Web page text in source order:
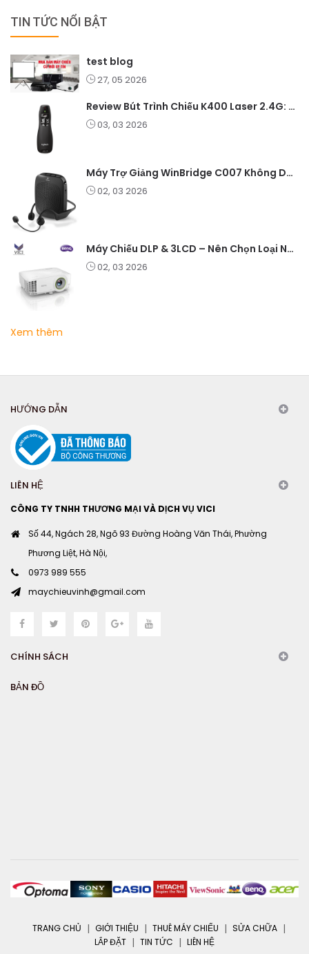
TIN TỨC NỔI BẬT
test blog
27, 05 2026
Review Bút Trình Chiếu K400 Laser 2.4G: Nhỏ Gọn, Ổn Định, Lý Tưởng Cho Giáo Viên Và Doanh Nghiệp
03, 03 2026
Máy Trợ Giảng WinBridge C007 Không Dây – Pin Lâu, Âm Thanh Rõ
02, 03 2026
Máy Chiếu DLP & 3LCD – Nên Chọn Loại Nào Cho Văn Phòng & Giải Trí?
02, 03 2026
Xem thêm
HƯỚNG DẪN
LIÊN HỆ
CÔNG TY TNHH THƯƠNG MẠI VÀ DỊCH VỤ VICI
Số 44, Ngách 28, Ngõ 93 Đường Hoàng Văn Thái, Phường
Phương Liệt, Hà Nội,
0973 989 555
maychieuvinh@gmail.com
CHÍNH SÁCH
BẢN ĐỒ
TRANG CHỦ GIỚI THIỆU THUÊ MÁY CHIẾU
SỬA CHỮA
LẮP ĐẶT
TIN TỨC LIÊN HỆ